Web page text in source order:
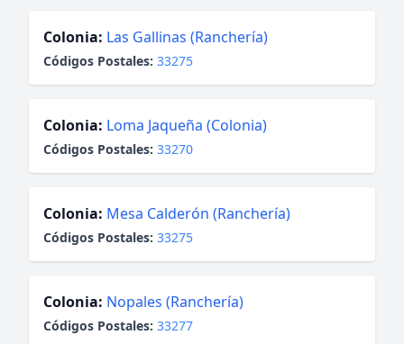
Colonia: Las Gallinas (Ranchería)
Códigos Postales: 33275
Colonia: Loma Jaqueña (Colonia)
Códigos Postales: 33270
Colonia: Mesa Calderón (Ranchería)
Códigos Postales: 33275
Colonia: Nopales (Ranchería)
Códigos Postales: 33277